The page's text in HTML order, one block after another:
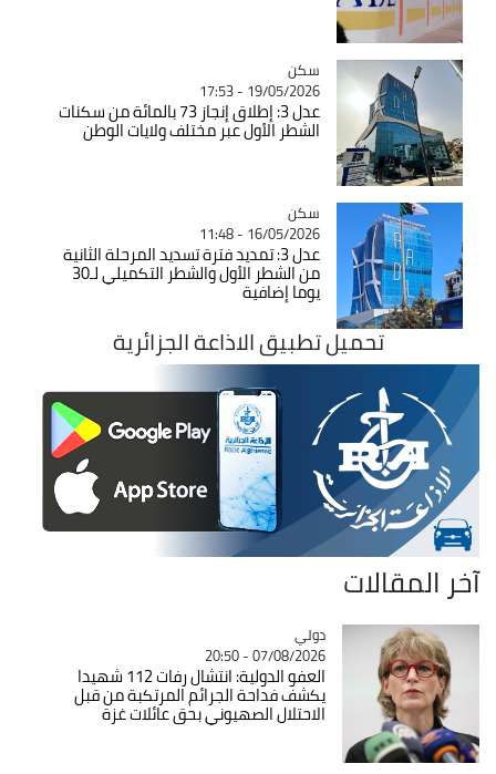
Catégorie
سكن
19/05/2026 - 17:53
عدل 3: إطلاق إنجاز 73 بالمائة من سكنات
الشطر الأول عبر مختلف ولايات الوطن
Catégorie
سكن
16/05/2026 - 11:48
عدل 3: تمديد فترة تسديد المرحلة الثانية
من الشطر الأول والشطر التكميلي لـ30
يوما إضافية
تحميل تطبيق الاذاعة الجزائرية
آخر المقالات
Catégorie
دولي
07/08/2026 - 20:50
العفو الدولية: انتشال رفات 112 شهيدا
يكشف فداحة الجرائم المرتكبة من قبل
الاحتلال الصهيوني بحق عائلات غزة